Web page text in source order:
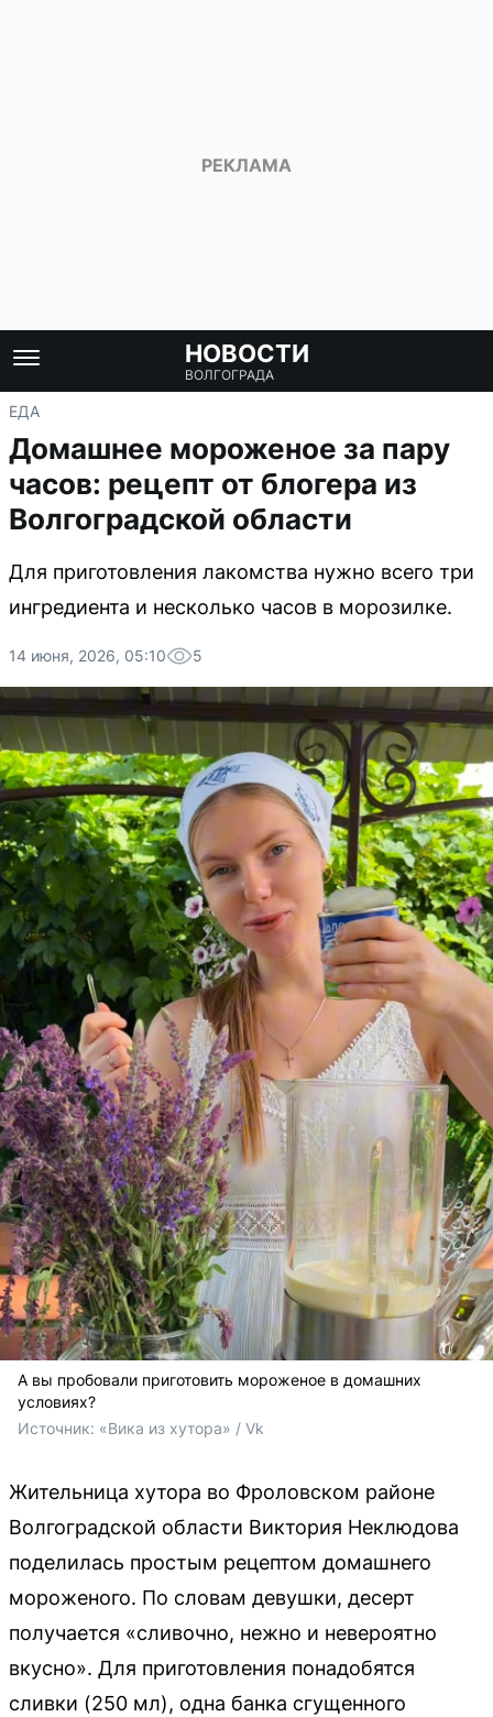
НОВОСТИ
ВОЛГОГРАДА
ЕДА
Домашнее мороженое за пару
часов: рецепт от блогера из
Волгоградской области
Для приготовления лакомства нужно всего три
ингредиента и несколько часов в морозилке.
14 июня, 2026, 05:10 5
А вы пробовали приготовить мороженое в домашних
условиях?
Источник: «Вика из хутора» / Vk
Жительница хутора во Фроловском районе
Волгоградской области Виктория Неклюдова
поделилась простым рецептом домашнего
мороженого. По словам девушки, десерт
получается «сливочно, нежно и невероятно
вкусно». Для приготовления понадобятся
сливки (250 мл), одна банка сгущенного